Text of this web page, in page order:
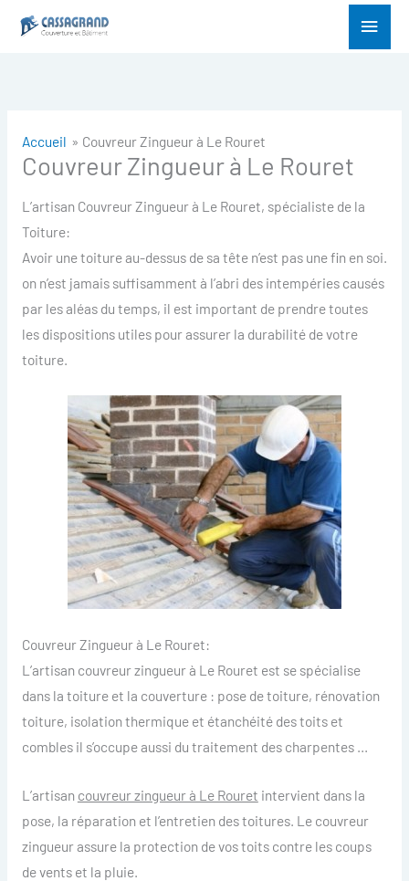
Menu
Accueil Couvreur Zingueur à Le Rouret
Couvreur Zingueur à Le Rouret
L’artisan Couvreur Zingueur à Le Rouret, spécialiste de la
Toiture:
Avoir une toiture au-dessus de sa tête n’est pas une fin en soi.
on n’est jamais suffisamment à l’abri des intempéries causés
par les aléas du temps, il est important de prendre toutes
les dispositions utiles pour assurer la durabilité de votre
toiture.
Couvreur Zingueur à Le Rouret:
L’artisan couvreur zingueur à Le Rouret est se spécialise
dans la toiture et la couverture : pose de toiture, rénovation
toiture, isolation thermique et étanchéité des toits et
combles il s’occupe aussi du traitement des charpentes …
L’artisan couvreur zingueur à Le Rouret intervient dans la
pose, la réparation et l’entretien des toitures. Le couvreur
zingueur assure la protection de vos toits contre les coups
de vents et la pluie.